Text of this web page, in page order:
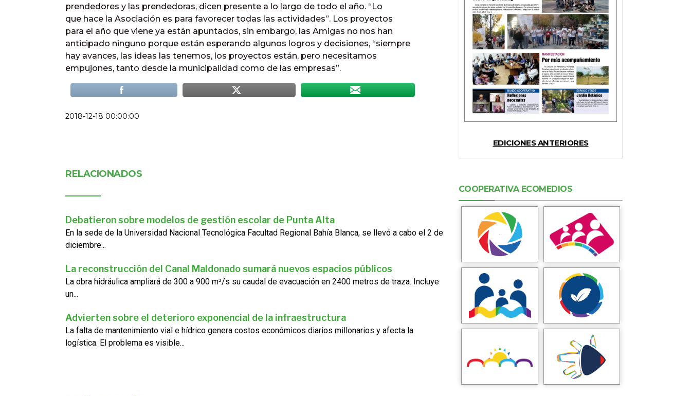
prendedores y las prendedoras, dicen presente a lo largo de todo el año. “Lo
que hace la Asociación es para favorecer todas las actividades”. Los proyectos
para el año que viene ya están apuntados, sin embargo, las Amigas no nos han
anticipado ninguno porque están esperando algunos logros y decisiones, “siempre
hay avances, las ideas las tenemos, los proyectos están, pero necesitamos
empujones, tanto desde la municipalidad como de las empresas”.
2018-12-18 00:00:00
RELACIONADOS
Debatieron sobre modelos de gestión escolar de Punta Alta
En la sede de la Universidad Nacional Tecnológica Facultad Regional Bahía Blanca, se llevó a cabo el 2 de
diciembre...
La reconstrucción del Canal Maldonado sumará nuevos espacios públicos
La obra hidráulica ampliará de 300 a 900 m³/s su caudal de evacuación en 2400 metros de traza. Incluye
un...
Advierten sobre el deterioro exponencial de la infraestructura
La falta de mantenimiento vial e hídrico genera costos económicos diarios millonarios y afecta la
logística. El problema es visible...
EDICIONES ANTERIORES
COOPERATIVA ECOMEDIOS